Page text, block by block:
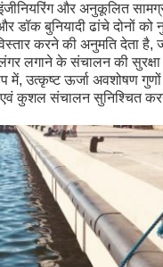
और अनुकूलित
डॉक बुनियादी ढांचे दोनों
करने की अनुमति देता है, जो
लगाने के संचालन की सुरक्षा
में, उत्कृष्ट ऊर्जा अवशोषण
कुशल संचालन सुनिश्चित